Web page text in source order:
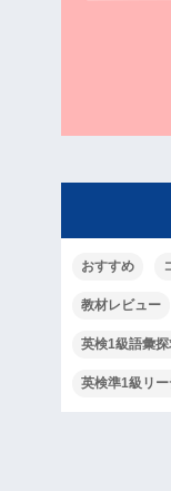
おすすめ
教材レビュー
英検1級語彙
英検準1級リ